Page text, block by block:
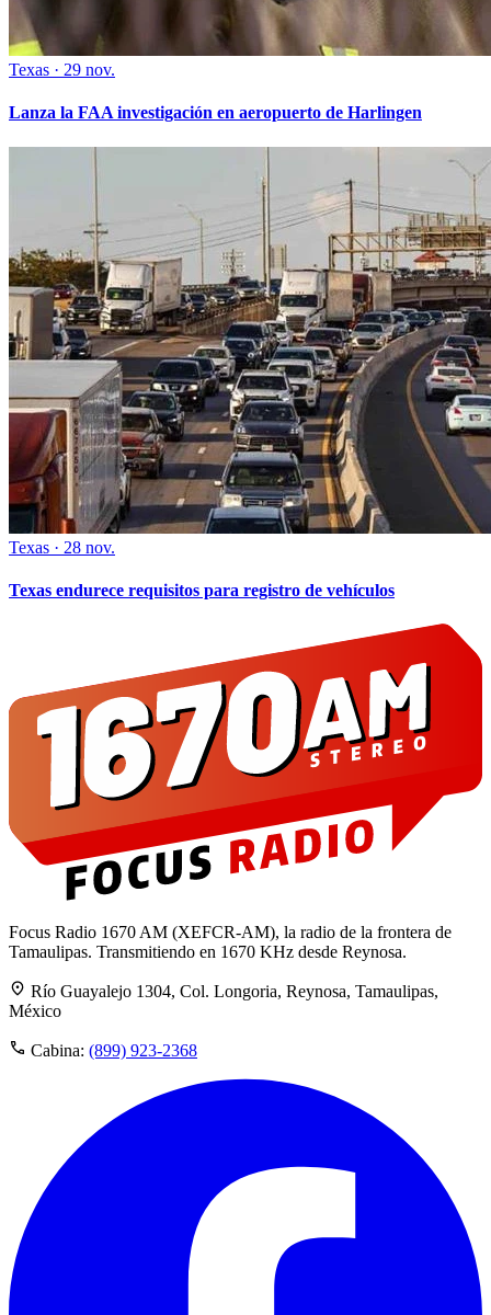
Texas · 29 nov.
Lanza la FAA investigación en aeropuerto de Harlingen
Texas · 28 nov.
Texas endurece requisitos para registro de vehículos
Focus Radio 1670 AM (XEFCR-AM), la radio de la frontera de
Tamaulipas. Transmitiendo en 1670 KHz desde Reynosa.
Río Guayalejo 1304, Col. Longoria, Reynosa, Tamaulipas,
México
Cabina: (899) 923-2368